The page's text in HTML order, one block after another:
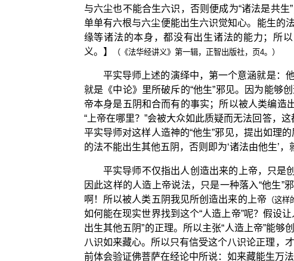
与六尘也不能合生六识，否则便成为“诸法是共
单单有六根与六尘便能出生六识觉知心。能生的
缘等诸法的本身，都没有出生诸法的能力；所
义。】
（《法华经讲义》第一辑，正智出版社，页4。）
平实导师上述的演绎中，第一个意涵就是：
就是《中论》里所破斥的“他生”邪见。因为能够
帝本身是五阴和合而有的事实；所以被人类编造
“上帝在哪里？”会被大众如此质疑而无法回答，
平实导师对这样人造神的“他生”邪见，提出如理
的法不能出生其他五阴，否则即为‘诸法由他生’，
平实导师不仅指出人创造出来的上帝，只是
因此这样的人造上帝说法，只是一种落入“他生”
啊！所以被人类五阴我见所创造出来的上帝 （这样
如何能在现实世界找到这个“人造上帝”呢？假设
出生其他五阴”的正理。所以主张“人造上帝”能
八识如来藏心。所以只有信受这个八识论正理，
前体会验证佛菩萨在经论中所说：如来藏能生万法